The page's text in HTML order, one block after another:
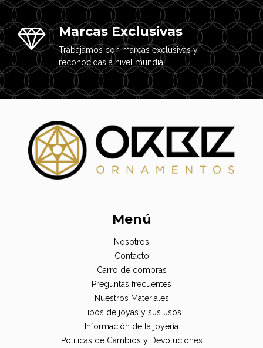
Marcas Exclusivas
Trabajamos con marcas exclusivas y
reconocidas a nivel mundial
Menú
Nosotros
Contacto
Carro de compras
Preguntas frecuentes
Nuestros Materiales
Tipos de joyas y sus usos
Información de la joyería
Politicas de Cambios y Devoluciones